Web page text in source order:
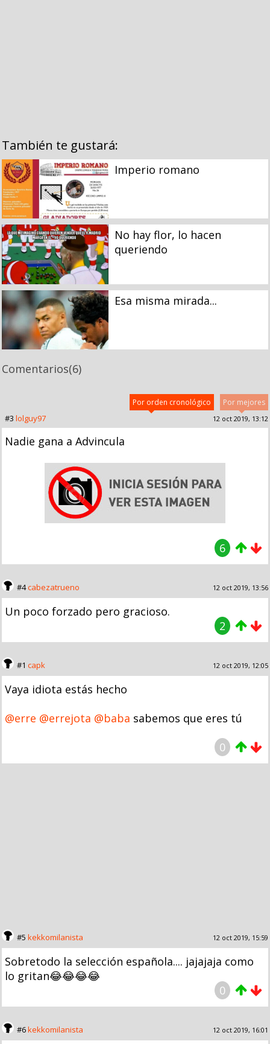
También te gustará:
Imperio romano
No hay flor, lo hacen
queriendo
Esa misma mirada...
Comentarios(6)
Por mejores
Por orden cronológico
#3 lolguy97 12 oct 2019, 13:12
Nadie gana a Advincula
6
#4cabezatrueno 12 oct 2019, 13:56
Un poco forzado pero gracioso.
2
#1 capk 12 oct 2019, 12:05
Vaya idiota estás hecho
@erre @errejota @baba sabemos que eres tú
0
#5 kekkomilanista 12 oct 2019, 15:59
Sobretodo la selección española.... jajajaja como
lo gritan😂😂😂😂
0
#6kekkomilanista 12 oct 2019, 16:01